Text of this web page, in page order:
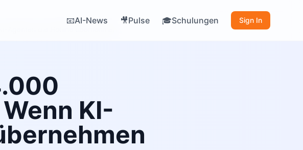
📧AI-News 🎥Pulse 🎓Schulungen
Sign In
Agenten die Hotline übernehmen
KI-